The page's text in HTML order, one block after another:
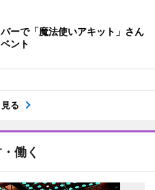
ーで「魔法使いアキット」さん
ント
る
働く